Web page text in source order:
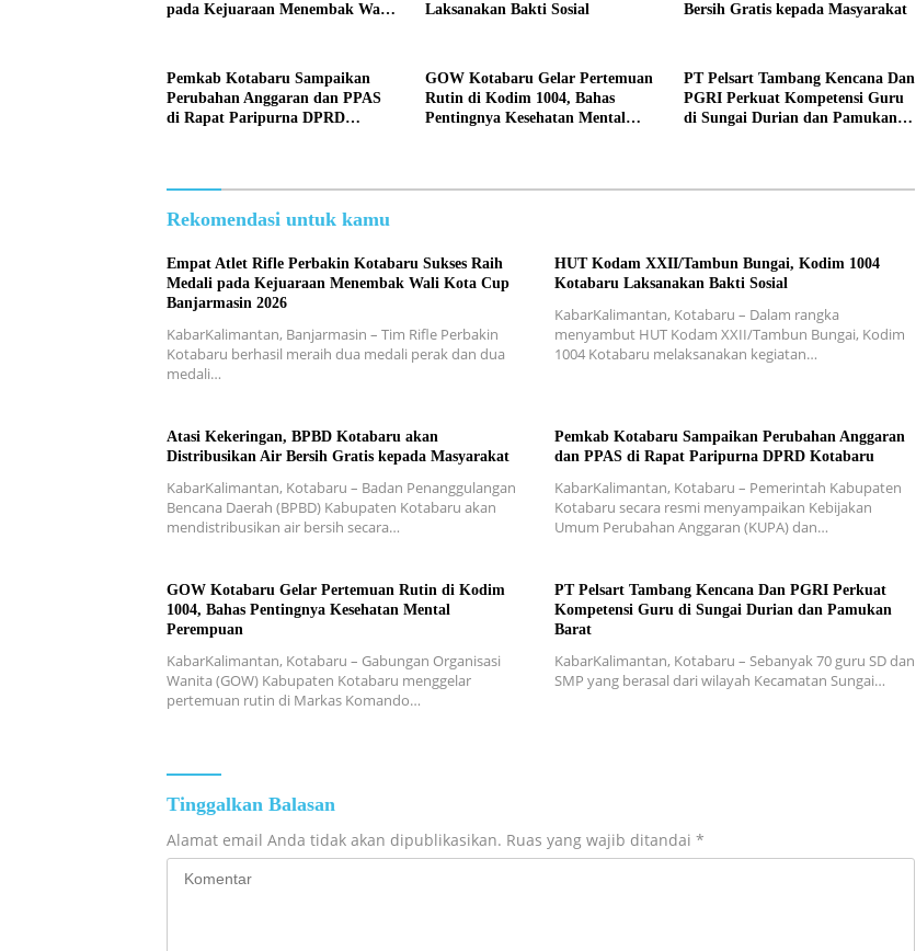
pada Kejuaraan Menembak Wali
Laksanakan Bakti Sosial
Bersih Gratis kepada Masyarakat
Pemkab Kotabaru Sampaikan
Perubahan Anggaran dan PPAS
di Rapat Paripurna DPRD
GOW Kotabaru Gelar Pertemuan
Rutin di Kodim 1004, Bahas
Pentingnya Kesehatan Mental
PT Pelsart Tambang Kencana Dan
PGRI Perkuat Kompetensi Guru
di Sungai Durian dan Pamukan
Rekomendasi untuk kamu
Empat Atlet Rifle Perbakin Kotabaru Sukses Raih
Medali pada Kejuaraan Menembak Wali Kota Cup
Banjarmasin 2026
KabarKalimantan, Banjarmasin – Tim Rifle Perbakin
Kotabaru berhasil meraih dua medali perak dan dua
medali…
HUT Kodam XXII/Tambun Bungai, Kodim 1004
Kotabaru Laksanakan Bakti Sosial
KabarKalimantan, Kotabaru – Dalam rangka
menyambut HUT Kodam XXII/Tambun Bungai, Kodim
1004 Kotabaru melaksanakan kegiatan…
Atasi Kekeringan, BPBD Kotabaru akan
Distribusikan Air Bersih Gratis kepada Masyarakat
KabarKalimantan, Kotabaru – Badan Penanggulangan
Bencana Daerah (BPBD) Kabupaten Kotabaru akan
mendistribusikan air bersih secara…
Pemkab Kotabaru Sampaikan Perubahan Anggaran
dan PPAS di Rapat Paripurna DPRD Kotabaru
KabarKalimantan, Kotabaru – Pemerintah Kabupaten
Kotabaru secara resmi menyampaikan Kebijakan
Umum Perubahan Anggaran (KUPA) dan…
GOW Kotabaru Gelar Pertemuan Rutin di Kodim
1004, Bahas Pentingnya Kesehatan Mental
Perempuan
KabarKalimantan, Kotabaru – Gabungan Organisasi
Wanita (GOW) Kabupaten Kotabaru menggelar
pertemuan rutin di Markas Komando…
PT Pelsart Tambang Kencana Dan PGRI Perkuat
Kompetensi Guru di Sungai Durian dan Pamukan
Barat
KabarKalimantan, Kotabaru – Sebanyak 70 guru SD dan
SMP yang berasal dari wilayah Kecamatan Sungai…
Tinggalkan Balasan
Alamat email Anda tidak akan dipublikasikan. Ruas yang wajib ditandai *